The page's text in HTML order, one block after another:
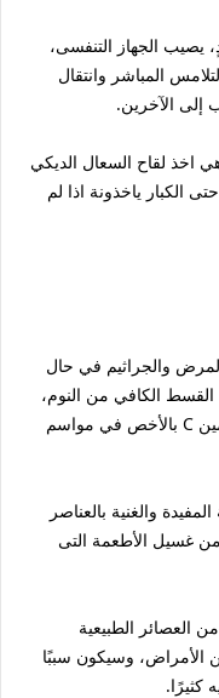
يصيب الجهاز التنفسى،
المباشر وانتقال
إلى الآخرين.
اخذ لقاح السعال الديكي
الكبار ياخذونة اذا لم
والجراثيم في حال
الكافي من النوم،
وإعطائه نظاماً غذائي متوازناً، مدعماً بالفيتامين C بالأخص في مواسم
والغنية بالعناصر
غسيل الأطعمة التى
العصائر الطبيعية
الأمراض، وسيكون سببًا
كثيرًا.